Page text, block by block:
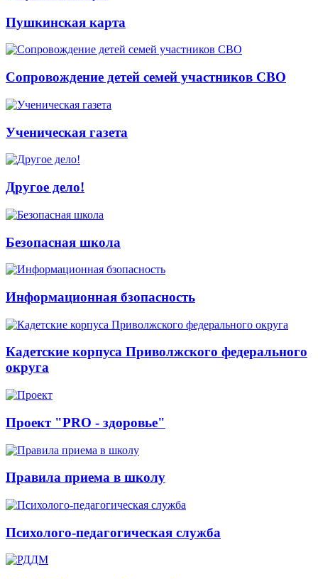
Пушкинская карта
Сопровождение детей семей участников СВО
Ученическая газета
Другое дело!
Безопасная школа
Информационная бзопасность
Кадетские корпуса Приволжского федерального
округа
Проект "PRO - здоровье"
Правила приема в школу
Психолого-педагогическая служба